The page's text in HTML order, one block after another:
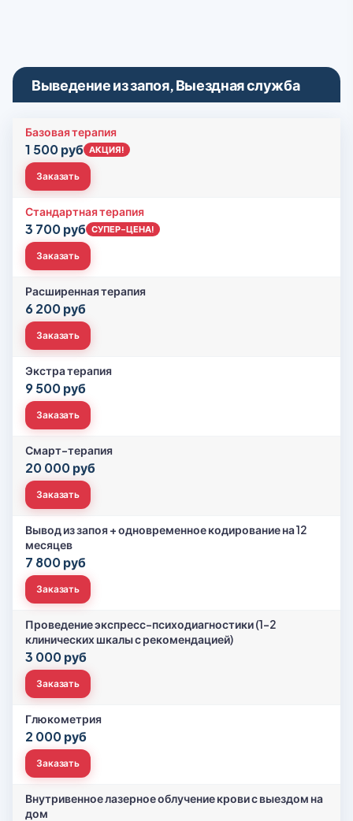
Выведение из запоя, Выездная служба
Базовая терапия
1 500 руб АКЦИЯ!
Заказать
Стандартная терапия
3 700 руб СУПЕР-ЦЕНА!
Заказать
Расширенная терапия
6 200 руб
Заказать
Экстра терапия
9 500 руб
Заказать
Смарт-терапия
20 000 руб
Заказать
Вывод из запоя + одновременное кодирование на 12
месяцев
7 800 руб
Заказать
Проведение экспресс-психодиагностики (1-2
клинических шкалы с рекомендацией)
3 000 руб
Заказать
Глюкометрия
2 000 руб
Заказать
Внутривенное лазерное облучение крови с выездом на
дом